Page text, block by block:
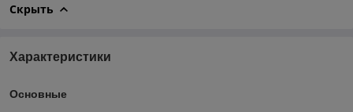
Скрыть
Характеристики
Основные